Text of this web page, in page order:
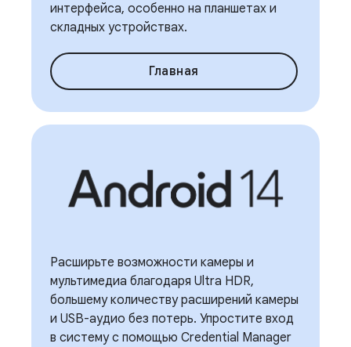
интерфейса, особенно на планшетах и ​​
складных устройствах.
Главная
Расширьте возможности камеры и
мультимедиа благодаря Ultra HDR,
большему количеству расширений камеры
и USB-аудио без потерь. Упростите вход
в систему с помощью Credential Manager